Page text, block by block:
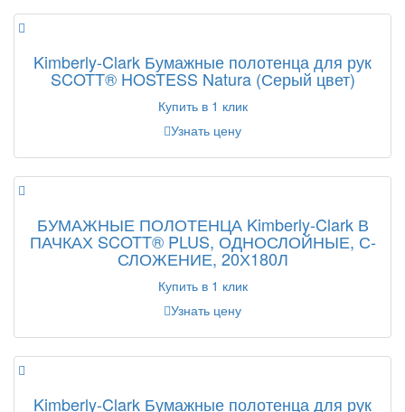
Kimberly-Clark Бумажные полотенца для рук
SCOTT® HOSTESS Natura (Серый цвет)
Купить в 1 клик
Узнать цену
БУМАЖНЫЕ ПОЛОТЕНЦА Kimberly-Clark В
ПАЧКАХ SCOTT® PLUS, ОДНОСЛОЙНЫЕ, С-
СЛОЖЕНИЕ, 20Х180Л
Купить в 1 клик
Узнать цену
Kimberly-Clark Бумажные полотенца для рук